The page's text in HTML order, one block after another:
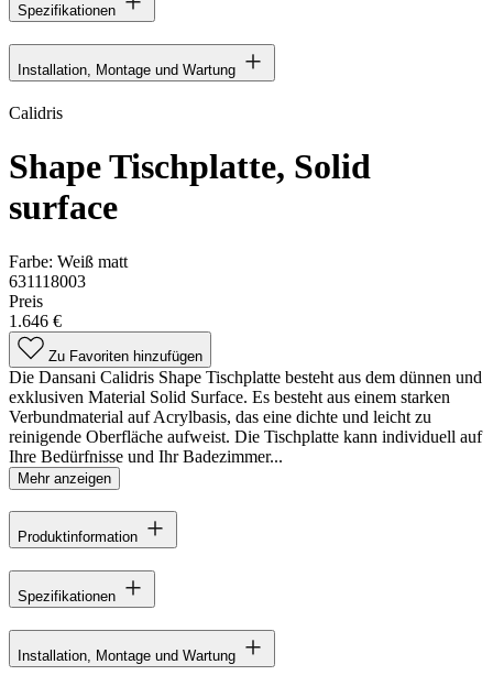
Spezifikationen
Installation, Montage und Wartung
Calidris
Shape Tischplatte, Solid
surface
Farbe: Weiß matt
631118003
Preis
1.646 €
Zu Favoriten hinzufügen
Die Dansani Calidris Shape Tischplatte besteht aus dem dünnen und
exklusiven Material Solid Surface. Es besteht aus einem starken
Verbundmaterial auf Acrylbasis, das eine dichte und leicht zu
reinigende Oberfläche aufweist. Die Tischplatte kann individuell auf
Ihre Bedürfnisse und Ihr Badezimmer...
Mehr anzeigen
Produktinformation
Spezifikationen
Installation, Montage und Wartung